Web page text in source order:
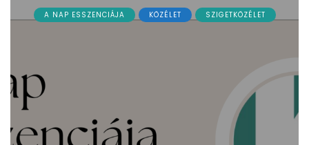
A NAP ESSZENCIÁJA KÖZÉLET SZIGETKÖZÉLET